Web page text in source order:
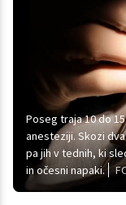
Poseg traja 10 do
anesteziji. Skozi
pa jih v tednih, ki
in očesni napaki.